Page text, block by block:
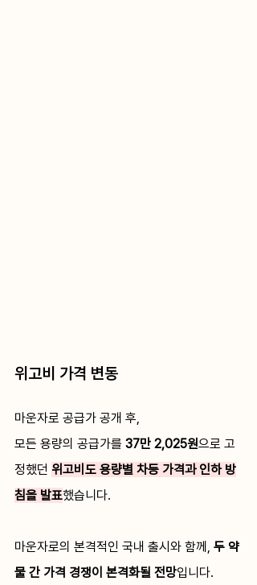
위고비 가격 변동
마운자로 공급가 공개 후,
모든 용량의 공급가를 37만 2,025원으로 고
정했던 위고비도 용량별 차등 가격과 인하 방
침을 발표했습니다.
마운자로의 본격적인 국내 출시와 함께, 두 약
물 간 가격 경쟁이 본격화될 전망입니다.